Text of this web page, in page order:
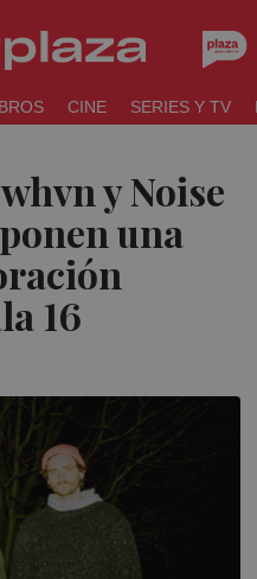
CINE SERIES Y TV
y Noise
una
16